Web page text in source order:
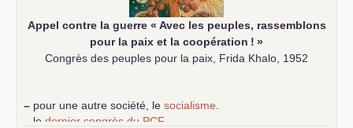
Appel contre la guerre « Avec les peuples, rassemblons
pour la paix et la coopération ! »
Congrès des peuples pour la paix, Frida Khalo, 1952
– pour une autre société, le socialisme
le dernier congrès du PCF